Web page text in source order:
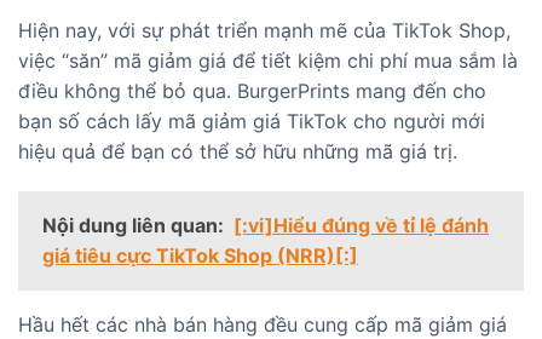
Hiện nay, với sự phát triển mạnh mẽ của TikTok Shop,
việc “săn” mã giảm giá để tiết kiệm chi phí mua sắm là
điều không thể bỏ qua. BurgerPrints mang đến cho
bạn số cách lấy mã giảm giá TikTok cho người mới
hiệu quả để bạn có thể sở hữu những mã giá trị.
Nội dung liên quan: [:vi]Hiểu đúng về tỉ lệ đánh
giá tiêu cực TikTok Shop (NRR)[:]
Hầu hết các nhà bán hàng đều cung cấp mã giảm giá